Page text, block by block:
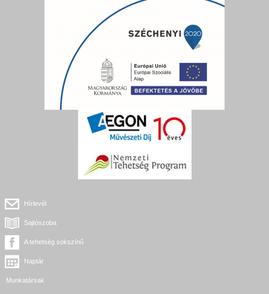
Hírlevél
Sajtószoba
A tehetség sokszínű
Naptár
Munkatársak